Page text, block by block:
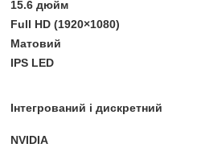
15.6 дюйм
Full HD (1920×1080)
Матовий
IPS LED
Інтегрований і дискретний
NVIDIA